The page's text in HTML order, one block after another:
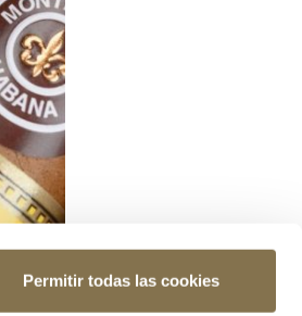
Permitir todas las cookies